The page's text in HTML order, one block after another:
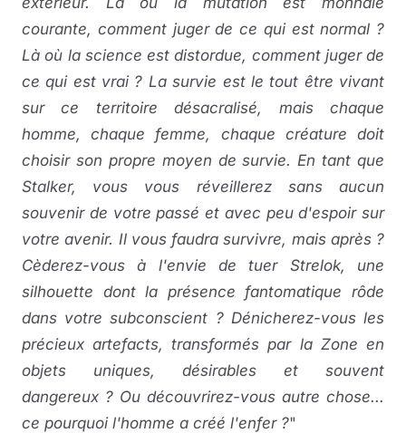
courante, comment juger de ce qui est normal ?
Là où la science est distordue, comment juger de
ce qui est vrai ? La survie est le tout être vivant
sur ce territoire désacralisé, mais chaque
homme, chaque femme, chaque créature doit
choisir son propre moyen de survie. En tant que
Stalker, vous vous réveillerez sans aucun
souvenir de votre passé et avec peu d'espoir sur
votre avenir. Il vous faudra survivre, mais après ?
Cèderez-vous à l'envie de tuer Strelok, une
silhouette dont la présence fantomatique rôde
dans votre subconscient ? Dénicherez-vous les
précieux artefacts, transformés par la Zone en
objets uniques, désirables et souvent
dangereux ? Ou découvrirez-vous autre chose...
ce pourquoi l'homme a créé l'enfer ?"